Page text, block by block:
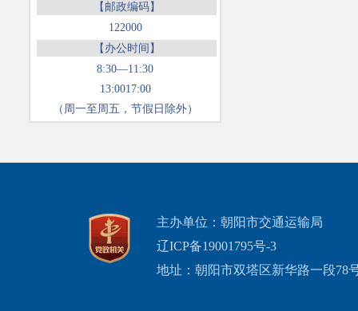
【邮政编码】
122000
【办公时间】
8:30—11:30
13:0017:00
（周一至周五，节假日除外）
主办单位：朝阳市交通运输局
辽ICP备19001795号-3
地址：朝阳市双塔区新华路一段78